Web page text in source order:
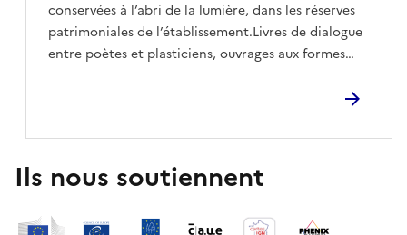
conservées à l’abri de la lumière, dans les réserves
patrimoniales de l’établissement.Livres de dialogue
entre poètes et plasticiens, ouvrages aux formes
ancienne... Laissez-vous surprendre par les trésors
Ils nous soutiennent